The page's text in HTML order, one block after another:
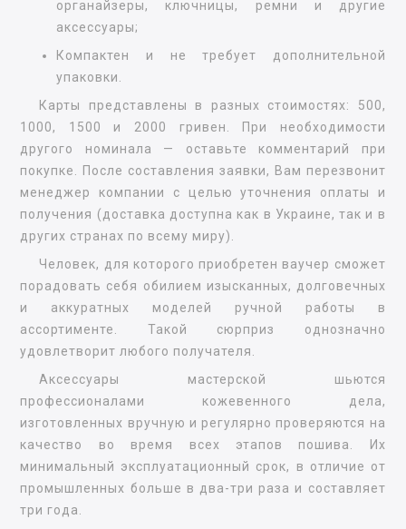
органайзеры, ключницы, ремни и другие
аксессуары;
Компактен и не требует дополнительной
упаковки.
Карты представлены в разных стоимостях: 500,
1000, 1500 и 2000 гривен. При необходимости
другого номинала — оставьте комментарий при
покупке. После составления заявки, Вам перезвонит
менеджер компании с целью уточнения оплаты и
получения (доставка доступна как в Украине, так и в
других странах по всему миру).
Человек, для которого приобретен ваучер сможет
порадовать себя обилием изысканных, долговечных
и аккуратных моделей ручной работы в
ассортименте. Такой сюрприз однозначно
удовлетворит любого получателя.
Аксессуары мастерской шьются
профессионалами кожевенного дела,
изготовленных вручную и регулярно проверяются на
качество во время всех этапов пошива. Их
минимальный эксплуатационный срок, в отличие от
промышленных больше в два-три раза и составляет
три года.